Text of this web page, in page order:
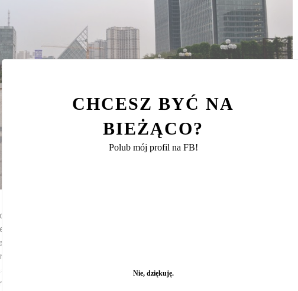
oraz place budowy. Pomiędzy tym wszystkim znajduje się kilka
bądź pospacerować. Niedaleko mojego hotelu znajdowała
z herbatami Tenfu's Tea oraz z chińskimi pałeczkami. Sklep z
razem coś kupiłam, począwszy od przepysznej zielonej herbaty
(60 juanów), skończywszy na ciastkach z nadzieniem z
również mnie zachwycił i z pustymi rękami z niego nie wyszłam.
CHCESZ BYĆ NA
BIEŻĄCO?
Polub mój profil na FB!